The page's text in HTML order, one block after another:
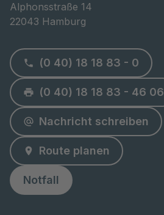
Alphonsstraße 14
22043 Hamburg
(0 40) 18 18 83 - 0
(0 40) 18 18 83 - 46 06
Nachricht schreiben
Route planen
Notfall